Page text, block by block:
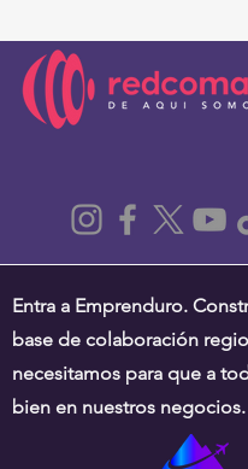
Entra a Emprenduro.
base de colaboración
necesitamos para que a
bien en nuestros negocios.